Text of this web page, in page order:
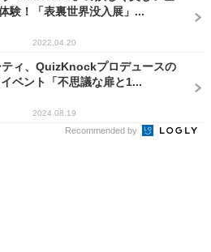
験！「表裏世界没入展」...
2022.04.20
ィ、QuizKnockプロデュースの
ベント「不思議な扉と1...
2024.08.19
Recommended by